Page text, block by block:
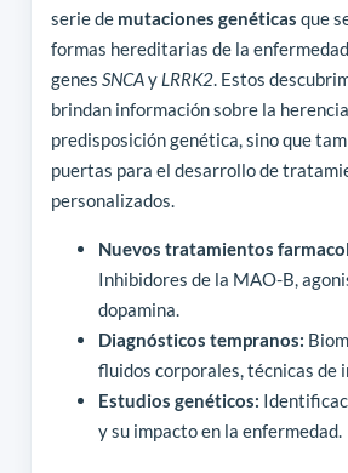
serie de mutaciones genéticas que
formas hereditarias de la
genes SNCAy LRRK2. Estos
brindan información sobre la
predisposición genética, sino que
puertas para el desarrollo de
personalizados.
Nuevos tratamientos
Inhibidores de la MAO-B,
dopamina.
Diagnósticos tempranos:
fluidos corporales, técnicas de
Estudios genéticos:
y su impacto en la enfermedad.